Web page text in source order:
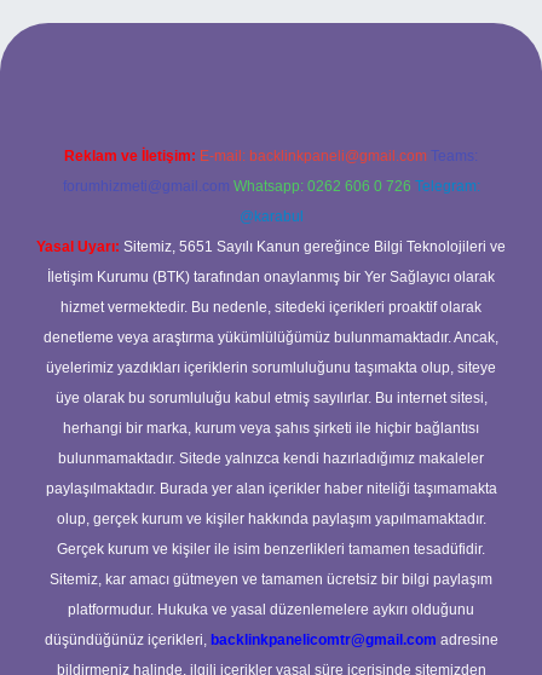
giriş
Reklam ve İletişim: E-mail: backlinkpaneli@gmail.com Teams:
forumhizmeti@gmail.com Whatsapp: 0262 606 0 726 Telegram:
@karabul
Yasal Uyarı: Sitemiz, 5651 Sayılı Kanun gereğince Bilgi Teknolojileri ve
İletişim Kurumu (BTK) tarafından onaylanmış bir Yer Sağlayıcı olarak
hizmet vermektedir. Bu nedenle, sitedeki içerikleri proaktif olarak
denetleme veya araştırma yükümlülüğümüz bulunmamaktadır. Ancak,
üyelerimiz yazdıkları içeriklerin sorumluluğunu taşımakta olup, siteye
üye olarak bu sorumluluğu kabul etmiş sayılırlar. Bu internet sitesi,
herhangi bir marka, kurum veya şahıs şirketi ile hiçbir bağlantısı
bulunmamaktadır. Sitede yalnızca kendi hazırladığımız makaleler
paylaşılmaktadır. Burada yer alan içerikler haber niteliği taşımamakta
olup, gerçek kurum ve kişiler hakkında paylaşım yapılmamaktadır.
Gerçek kurum ve kişiler ile isim benzerlikleri tamamen tesadüfidir.
Sitemiz, kar amacı gütmeyen ve tamamen ücretsiz bir bilgi paylaşım
platformudur. Hukuka ve yasal düzenlemelere aykırı olduğunu
düşündüğünüz içerikleri, backlinkpanelicomtr@gmail.com adresine
bildirmeniz halinde, ilgili içerikler yasal süre içerisinde sitemizden